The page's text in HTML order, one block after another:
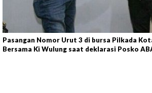
Pasangan Nomor Urut 3 di bursa Pilkada
Bersama Ki Wulung saat deklarasi Posko